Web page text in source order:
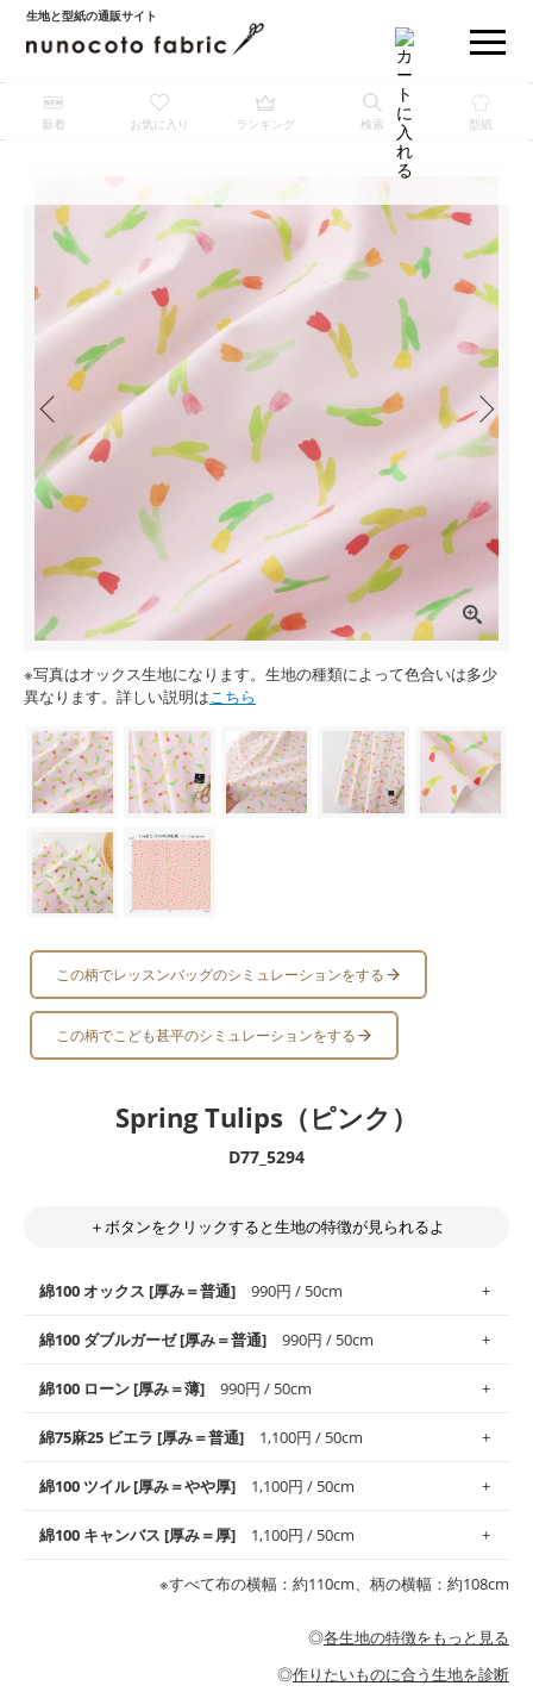
生地と型紙の通販サイト
新着 お気に入り ランキング 検索 型紙
※写真はオックス生地になります。生地の種類によって色合いは多少
異なります。詳しい説明はこちら
この柄でレッスンバッグのシミュレーションをする
この柄でこども甚平のシミュレーションをする
Spring Tulips（ピンク）
D77_5294
＋ボタンをクリックすると生地の特徴が見られるよ
綿100 オックス [厚み＝普通] 990円 / 50cm
使いやすさNo.1！しなやかさと適度な張りを併せ持ち、通気性の
高さがオックス生地の特徴です。当サイトのオックス生地は、
般にお使いいただけます。
※レッスンバッグ、上履き袋などの通園通学グッズにはツイル生
・布団カバーなどの寝具、カーテン
綿100 ダブルガーゼ [厚み＝普通] 990円 / 50cm
柔らかくふんわりとした肌触りが特徴です。ベビー用品やハンカ
チなど直接肌に触れるアイテムに最適です。高い吸湿性・通気性
す。
・スタイ、おくるみなどのベビーグッズ
・ブラウス、チュニック、ワンピースなどの洋服
・パジャマなどの寝具
綿100 ローン [厚み＝薄] 990円 / 50cm
上質で薄手の平織りの生地です。軽やかさとなめらかな手触りの
良さが魅力。透け感があるので、涼しげなトップスなどに最適で
・ブラウス、シャツ、チュニックなどのトップス
綿75麻25 ビエラ [厚み＝普通] 1,100円 / 50cm
コットン75％リネン25％の当店のビエラ生地は、オックス生地よ
りもふんわりとした柔らかい質感と適度な落ち感を感じられるの
綿100 ツイル [厚み＝やや厚] 1,100円 / 50cm
綾織りの生地です。しっかりとした張りと厚みがありながらも柔
らかいのが特徴です。生地の厚みは中厚手です。1枚でも透け感
綿100 キャンバス [厚み＝厚] 1,100円 / 50cm
耐久性があります。トートバッグ・ポーチ・ペンケースなどの布
小物、インテリア用品に向いています。
※すべて布の横幅：約110cm、柄の横幅：約108cm
◎各生地の特徴をもっと見る
◎作りたいものに合う生地を診断